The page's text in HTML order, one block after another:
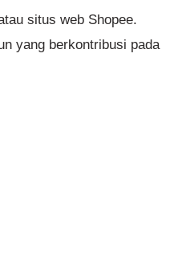
situs web Shopee.
yang berkontribusi pada